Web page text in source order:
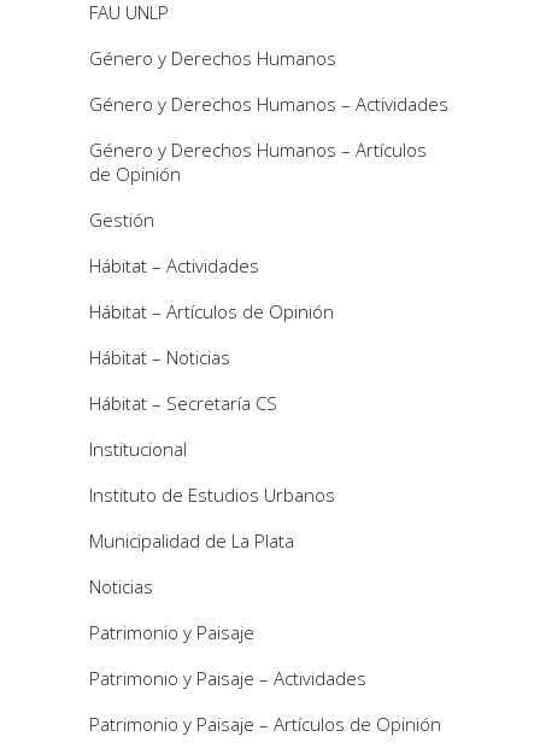
FAU UNLP
Género y Derechos Humanos
Género y Derechos Humanos – Actividades
Género y Derechos Humanos – Artículos
de Opinión
Gestión
Hábitat – Actividades
Hábitat – Artículos de Opinión
Hábitat – Noticias
Hábitat – Secretaría CS
Institucional
Instituto de Estudios Urbanos
Municipalidad de La Plata
Noticias
Patrimonio y Paisaje
Patrimonio y Paisaje – Actividades
Patrimonio y Paisaje – Artículos de Opinión